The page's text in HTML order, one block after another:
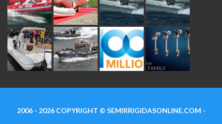
2006 - 2026 COPYRIGHT © SEMIRRIGIDASONLINE.COM -